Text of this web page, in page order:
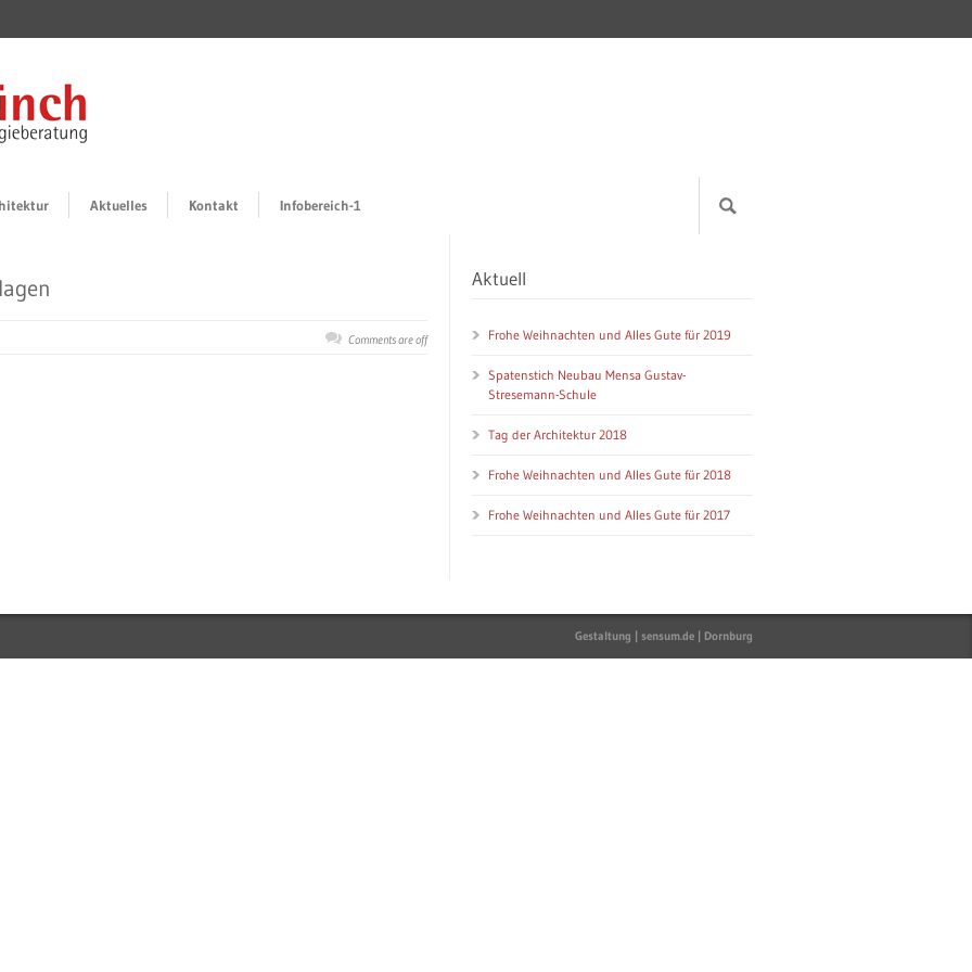
Aktuelles Kontakt Infobereich-1
Comments are off
Aktuell
Frohe Weihnachten und Alles Gute für 2019
Spatenstich Neubau Mensa Gustav-
Stresemann-Schule
Tag der Architektur 2018
Frohe Weihnachten und Alles Gute für 2018
Frohe Weihnachten und Alles Gute für 2017
Gestaltung | sensum.de | Dornburg